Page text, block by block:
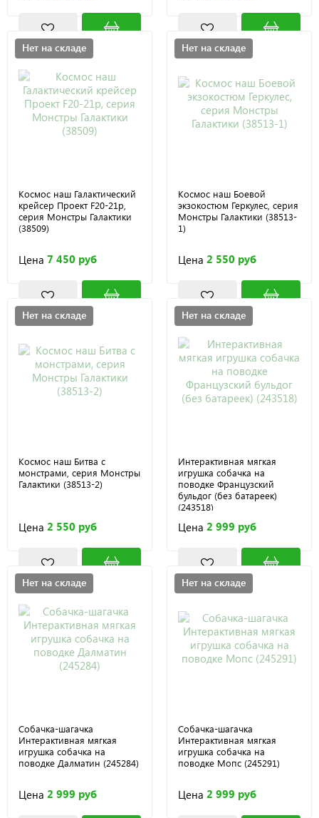
Нет на складе
Космос наш Галактический
крейсер Проект F20-21р,
серия Монстры Галактики
(38509)
Цена 7 450 руб
Нет на складе
Космос наш Боевой
экзокостюм Геркулес, серия
Монстры Галактики (38513-
1)
Цена 2 550 руб
Нет на складе
Космос наш Битва с
монстрами, серия Монстры
Галактики (38513-2)
Цена 2 550 руб
Нет на складе
Интерактивная мягкая
игрушка собачка на
поводке Французский
бульдог (без батареек)
(243518)
Цена 2 999 руб
Нет на складе
Собачка-шагачка
Интерактивная мягкая
игрушка собачка на
поводке Далматин (245284)
Цена 2 999 руб
Нет на складе
Собачка-шагачка
Интерактивная мягкая
игрушка собачка на
поводке Мопс (245291)
Цена 2 999 руб